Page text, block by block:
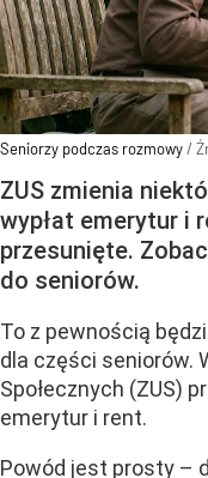
Seniorzy podczas rozmowy/
ZUS zmienia
wypłat emerytur i
przesunięte.
do seniorów.
To z pewnością
dla części seniorów.
Społecznych (ZUS)
emerytur i rent.
Powód jest prosty –